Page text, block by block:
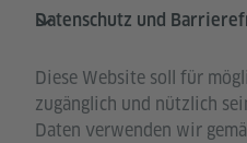
Datenschutz und
Diese Website soll für
zugänglich und nützlich
Daten verwenden wir